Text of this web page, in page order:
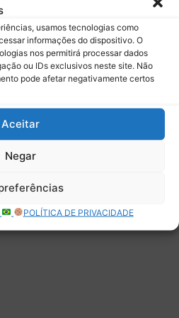
usamos tecnologias como
informações do dispositivo. O
nos permitirá processar dados
ou IDs exclusivos neste site. Não
pode afetar negativamente certos
Aceitar
Negar
POLÍTICA DE PRIVACIDADE